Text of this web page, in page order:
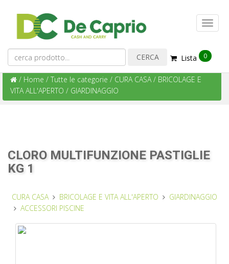
Lista 0
/ Home / Tutte le categorie / CURA CASA/ BRICOLAGE E
VITA ALL'APERTO / GIARDINAGGIO
CLORO MULTIFUNZIONE PASTIGLIE
KG 1
CURA CASA BRICOLAGE E VITA ALL'APERTO
GIARDINAGGIO
ACCESSORI PISCINE